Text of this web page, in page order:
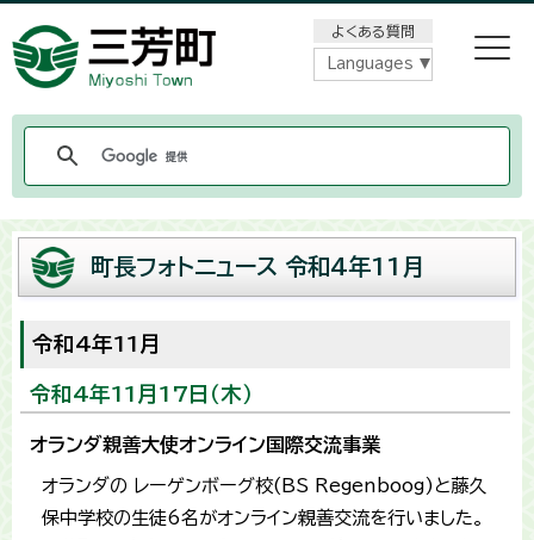
よくある質問
Languages
町長フォトニュース 令和4年11月
令和4年11月
令和4年11月17日（木）
オランダ親善大使オンライン国際交流事業
オランダの レーゲンボーグ校(BS Regenboog)と藤久
保中学校の生徒6名がオンライン親善交流を行いました。